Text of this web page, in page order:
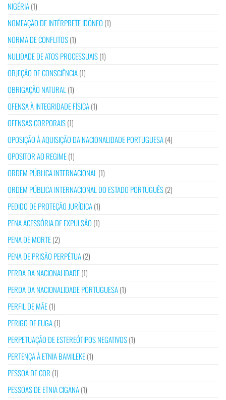
NIGÉRIA(1)
NOMEAÇÃO DE INTÉRPRETE IDÓNEO (1)
NORMA DE CONFLITOS(1)
NULIDADE DE ATOS PROCESSUAIS(1)
OBJEÇÃO DE CONSCIÊNCIA(1)
OBRIGAÇÃO NATURAL (1)
OFENSA À INTEGRIDADE FÍSICA(1)
OFENSAS CORPORAIS(1)
OPOSIÇÃO À AQUISIÇÃO DA NACIONALIDADE PORTUGUESA(4)
OPOSITOR AO REGIME(1)
ORDEM PÚBLICA INTERNACIONAL (1)
ORDEM PÚBLICA INTERNACIONAL DO ESTADO PORTUGUÊS(2)
PEDIDO DE PROTEÇÃO JURÍDICA(1)
PENA ACESSÓRIA DE EXPULSÃO (1)
PENA DE MORTE(2)
PENA DE PRISÃO PERPÉTUA(2)
PERDA DA NACIONALIDADE(1)
PERDA DA NACIONALIDADE PORTUGUESA(1)
PERFIL DE MÃE(1)
PERIGO DE FUGA(1)
PERPETUAÇÃO DE ESTEREÓTIPOS NEGATIVOS(1)
PERTENÇA À ETNIA BAMILEKE(1)
PESSOA DE COR (1)
PESSOAS DE ETNIA CIGANA(1)